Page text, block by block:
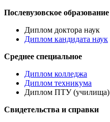
Послевузовское образование
Диплом доктора наук
Диплом кандидата наук
Среднее специальное
Диплом колледжа
Диплом техникума
Диплом ПТУ (училища)
Свидетельства и справки